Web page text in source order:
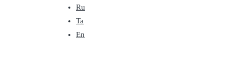
Ru
Ta
En